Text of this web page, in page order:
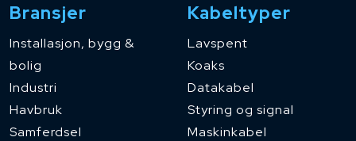
Bransjer
Installasjon, bygg &
bolig
Industri
Havbruk
Samferdsel
Kabeltyper
Lavspent
Koaks
Datakabel
Styring og signal
Maskinkabel